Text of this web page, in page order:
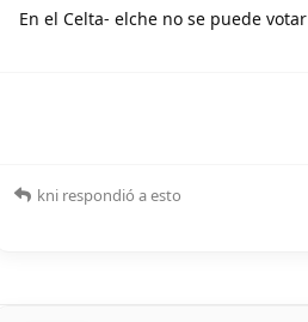
En el Celta- elche no se puede votar
kni respondió a esto